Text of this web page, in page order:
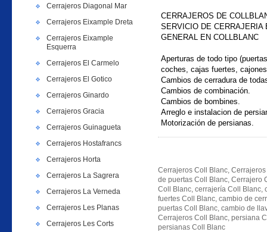
Cerrajeros Diagonal Mar
Cerrajeros Eixample Dreta
Cerrajeros Eixample
Esquerra
Cerrajeros El Carmelo
Cerrajeros El Gotico
Cerrajeros Ginardo
Cerrajeros Gracia
Cerrajeros Guinagueta
Cerrajeros Hostafrancs
Cerrajeros Horta
Cerrajeros La Sagrera
Cerrajeros La Verneda
Cerrajeros Les Planas
Cerrajeros Les Corts
CERRAJEROS DE
SERVICIO DE CERRAJERIA
GENERAL EN COLLBLANC
Aperturas de todo tipo
coches, cajas fuertes,
Cambios de cerradura de
Cambios de combinación.
Cambios de bombines.
Arreglo e instalacion de
Motorización de persianas.
Cerrajeros Coll Blanc,
de puertas Coll Blanc, Cerrajero
Coll Blanc, cerrajería Coll Blanc,
fuertes Coll Blanc, cambio de
puertas Coll Blanc, cambio de
Cerrajeros Coll Blanc, persiana
persianas Coll Blanc